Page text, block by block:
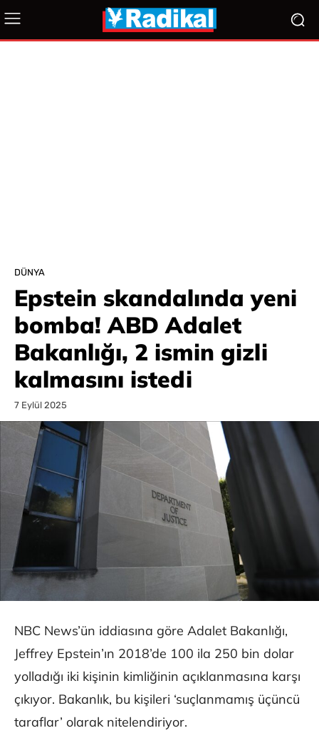
DÜNYA
Epstein skandalında yeni
bomba! ABD Adalet
Bakanlığı, 2 ismin gizli
kalmasını istedi
7 Eylül 2025
NBC News’ün iddiasına göre Adalet Bakanlığı,
Jeffrey Epstein’ın 2018’de 100 ila 250 bin dolar
yolladığı iki kişinin kimliğinin açıklanmasına karşı
çıkıyor. Bakanlık, bu kişileri ‘suçlanmamış üçüncü
taraflar’ olarak nitelendiriyor.